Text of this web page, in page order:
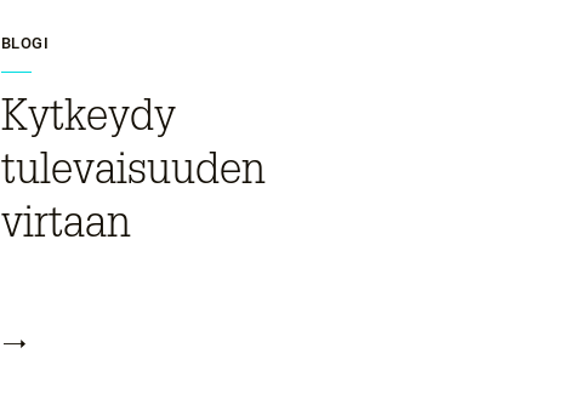
BLOGI
Kytkeydy
tulevaisuuden
virtaan